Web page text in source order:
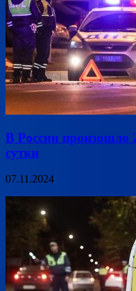
В России
сутки
07.11.2024